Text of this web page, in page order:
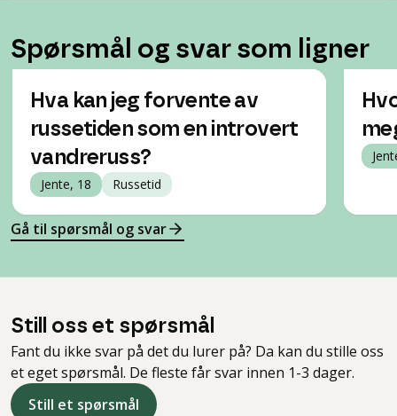
Spørsmål og svar som ligner
Hva kan jeg forvente av
russetiden som en introvert
vandreruss?
Jente, 18 Russetid
Gå til spørsmål og svar
Still oss et spørsmål
Fant du ikke svar på det du lurer på? Da kan du stille oss
et eget spørsmål. De fleste får svar innen 1-3 dager.
Still et spørsmål